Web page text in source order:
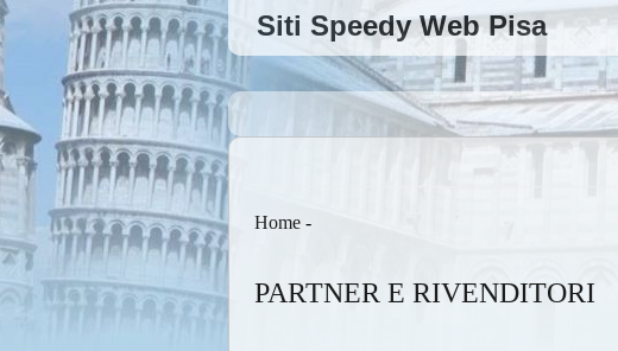
Siti Speedy Web Pisa
Home -
PARTNER E RIVENDITORI